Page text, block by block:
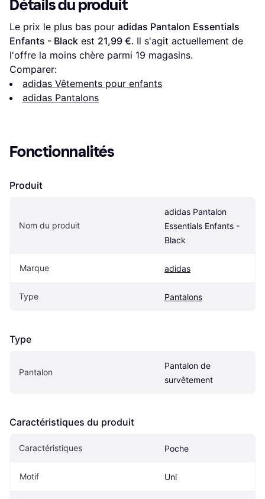
Détails du produit
Le prix le plus bas pour adidas Pantalon Essentials
Enfants - Black est 21,99 €. Il s'agit actuellement de
l'offre la moins chère parmi 19 magasins.
Comparer:
adidas Vêtements pour enfants
adidas Pantalons
Fonctionnalités
Produit
Nom du produit
adidas Pantalon
Essentials Enfants -
Black
Marque adidas
Type Pantalons
Type
Pantalon
Pantalon de
survêtement
Caractéristiques du produit
Caractéristiques Poche
Motif Uni